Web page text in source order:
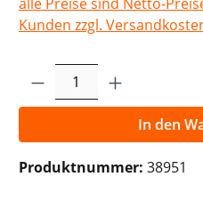
Kunden zzgl.
Produkt Anzahl:
In den
Produktnummer: 38951